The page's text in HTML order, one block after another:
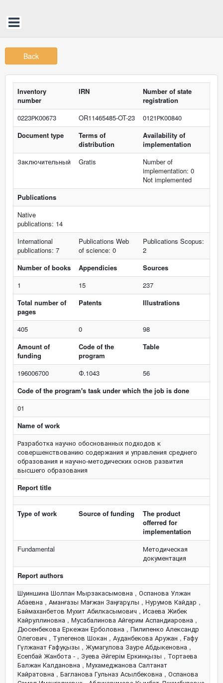
Back
Inventory
number
IRN
Number of state
registration
0223РК00673
OR11465485-OT-23
0121РК00840
Document type
Terms of
distribution
Availability of
implementation
Заключительный
Gratis
Number of
implementation: 0
Not implemented
Publications
Native
publications: 14
International
publications: 7
Publications Web
of science: 0
Publications Scopus:
2
Number of books
Appendicies
Sources
1
15
237
Total number of
pages
Patents Illustrations
405 0
98
Amount of
funding
Code of the
program
Table
196006700 Ф.1043
56
Code of the program's task under which the job is done
01
Name of work
Разработка научно обоснованных подходов к
совершенствованию содержания и управления среднего
образования и научно-методических основ развития
высшего образования
Report title
Type of work Source of funding
The product
offerred for
implementation
Fundamental
Методическая
документация
Report authors
Шуиншина Шолпан Мырзакасымовна , Оспанова Улжан
Абаевна , Аманғазы Мағжан Заңғарұлы , Нурумов Кайдар ,
Баймаханбетов Мухит Абилкасымович , Исаева Жибек
Кайруллиновна , Мусабалинова Айгерим Аспандиаровна ,
Дюсенбекова Еркежан Ерболовна , Пилипенко Александр
Олегович , Тулегенов Шокан , Ауданбекова Аружан , Ғафу
Гүлжанат Ғафуқызы , Жумагулова Зауре Абдыкеновна ,
Есепбай Жанбота - , Зуева Әйгерім Еркинқызы , Тортаева
Балжан Калдановна , Мухамеджанова Салтанат
Кайратовна , Багланова Гульназ Асылбековна , Оспанова